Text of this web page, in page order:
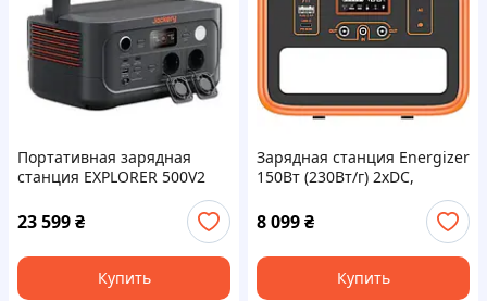
Портативная зарядная
станция EXPLORER 500V2
000275
23 599₴
Купить
Зарядная станция Energizer
150Вт (230Вт/г) 2xDC,
(PPS240W2)
8 099₴
Купить